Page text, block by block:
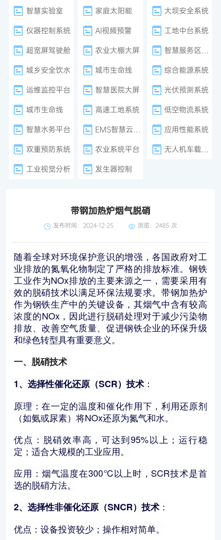
智慧实验室
家庭太阳能
大坝安全系统
仪器控制系统
AI视频预警
工地中台系统
超宽屏驾驶舱
农业大棚大屏
智慧服务区系统
城乡安全饮水
城市生命线
综合能源系统
运维监控平台
智慧医院大屏
光伏预测系统
城市生命线
高速工地系统
低空物流系统
智慧水务平台
EMS智慧云平台
应用性能系统
双重预防系统
农业系统平台
无人机车载巡检
工业视觉分析
发生器控制
带钢加热炉烟气脱硝
发布时间：2024-12-25 浏览： 2485 次
随着全球对环境保护意识的增强，各国政府对工
业排放的氮氧化物制定了严格的排放标准。钢铁
工业作为NOx排放的主要来源之一，需要采用有
效的脱硝技术以满足环保法规要求。带钢加热炉
作为钢铁生产中的关键设备，其烟气中含有较高
浓度的NOx，因此进行脱硝处理对于减少污染物
排放、改善空气质量、促进钢铁企业的环保升级
和绿色转型具有重要意义。
一、脱硝技术
1、选择性催化还原（SCR）技术 ：
原理：在一定的温度和催化作用下，利用还原剂
（如氨或尿素）将NOx还原为氮气和水。
优点：脱硝效率高，可达到95%以上；运行稳
定；适合大规模的工业应用。
应用：烟气温度在300℃以上时，SCR技术是首
选的脱硝方法。
2、选择性非催化还原（SNCR）技术 ：
优点：设备投资较少；操作相对简单。